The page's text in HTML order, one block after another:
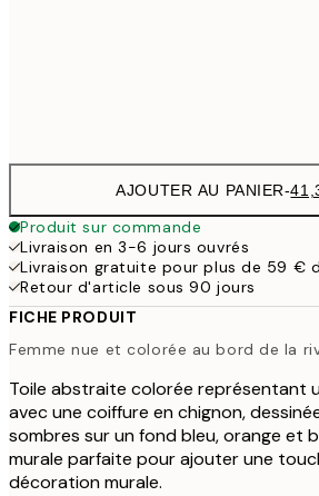
AJOUTER AU PANIER-
Produit sur commande
Livraison en 3-6 jours ouvrés
Livraison gratuite pour plus de 59 €
Retour d'article sous 90 jours
FICHE PRODUIT
Femme nue et colorée au bord de la
Toile abstraite colorée représentant
avec une coiffure en chignon,
sombres sur un fond bleu, orange et
murale parfaite pour ajouter une
décoration murale.